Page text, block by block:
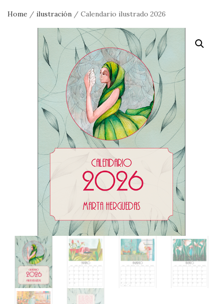
Home / ilustración / Calendario ilustrado 2026